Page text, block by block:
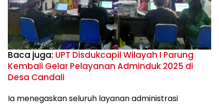
Baca juga: UPT Disdukcapil Wilayah I Parung
Kembali Gelar Pelayanan Adminduk 2025 di
Desa Candali
Ia menegaskan seluruh layanan administrasi